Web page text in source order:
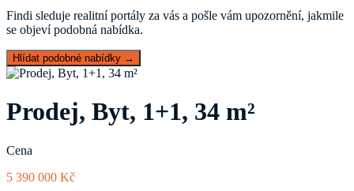
Findi sleduje realitní portály za vás a pošle vám upozornění, jakmile
se objeví podobná nabídka.
Hlídat podobné nabídky →
Prodej, Byt, 1+1, 34 m²
Cena
5 390 000 Kč